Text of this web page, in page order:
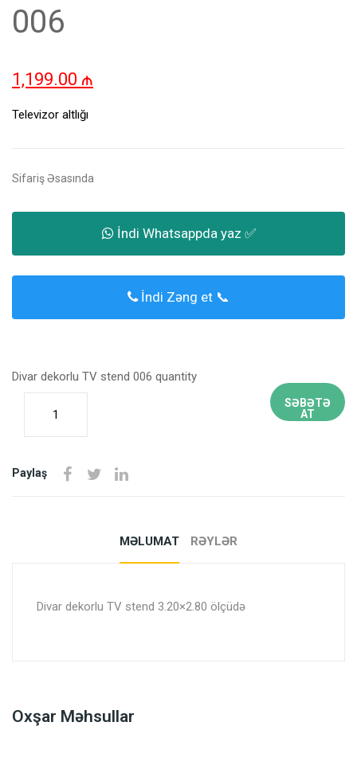
006
1,199.00 ₼
Televizor altlığı
Sifariş Əsasında
İndi Whatsappda yaz ✅
İndi Zəng et 📞
Divar dekorlu TV stend 006 quantity
SƏBƏTƏ
AT
Paylaş
MƏLUMAT RƏYLƏR
Divar dekorlu TV stend 3.20×2.80 ölçüdə
Oxşar Məhsullar